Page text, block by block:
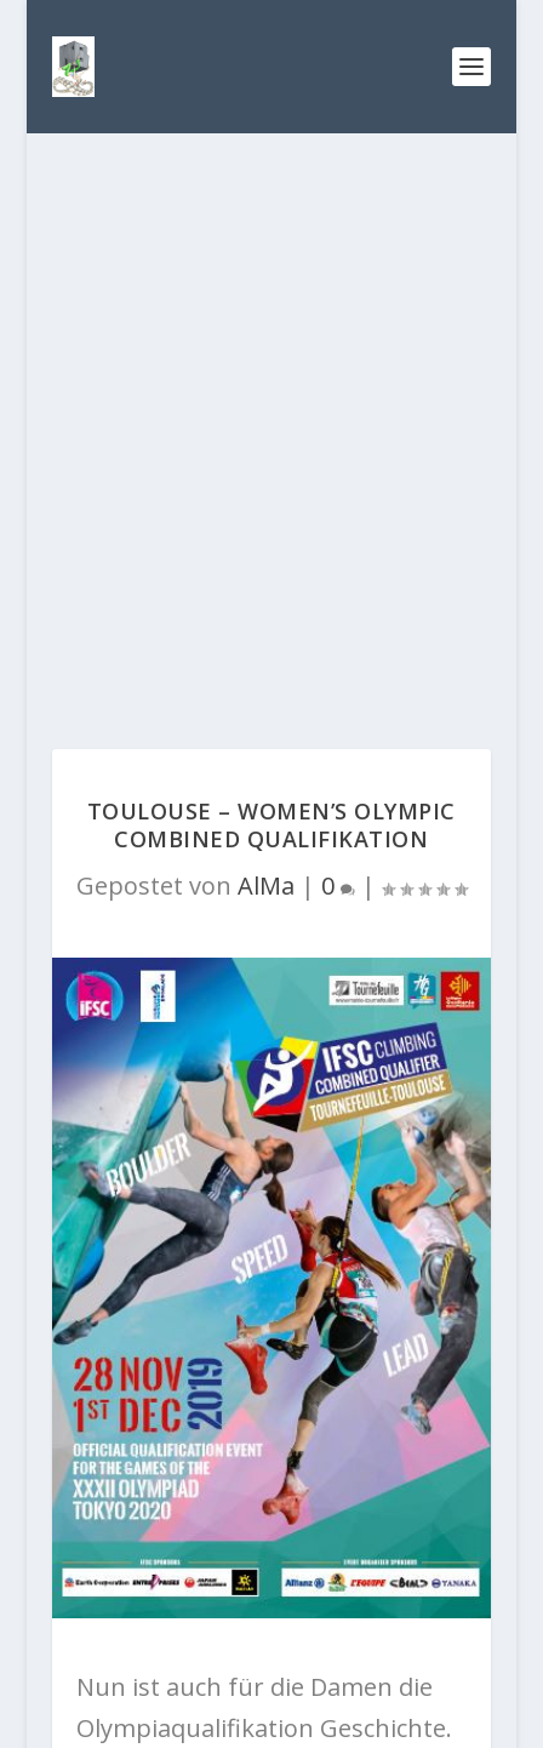
TOULOUSE – WOMEN’S OLYMPIC
COMBINED QUALIFIKATION
Gepostet von AlMa | 0 |
Nun ist auch für die Damen die
Olympiaqualifikation Geschichte.